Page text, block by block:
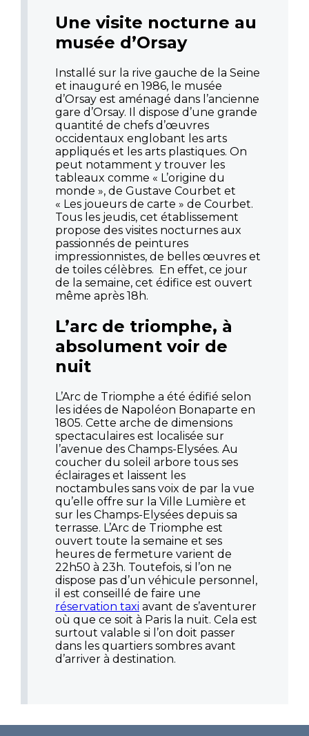
Une visite nocturne au
musée d’Orsay
Installé sur la rive gauche de la Seine
et inauguré en 1986, le musée
d’Orsay est aménagé dans l’ancienne
gare d’Orsay. Il dispose d’une grande
quantité de chefs d’œuvres
occidentaux englobant les arts
appliqués et les arts plastiques. On
peut notamment y trouver les
tableaux comme « L’origine du
monde », de Gustave Courbet et
« Les joueurs de carte » de Courbet.
Tous les jeudis, cet établissement
propose des visites nocturnes aux
passionnés de peintures
impressionnistes, de belles œuvres et
de toiles célèbres. En effet, ce jour
de la semaine, cet édifice est ouvert
même après 18h.
L’arc de triomphe, à
absolument voir de
nuit
L’Arc de Triomphe a été édifié selon
les idées de Napoléon Bonaparte en
1805. Cette arche de dimensions
spectaculaires est localisée sur
l’avenue des Champs-Elysées. Au
coucher du soleil arbore tous ses
éclairages et laissent les
noctambules sans voix de par la vue
qu’elle offre sur la Ville Lumière et
sur les Champs-Elysées depuis sa
terrasse. L’Arc de Triomphe est
ouvert toute la semaine et ses
heures de fermeture varient de
22h50 à 23h. Toutefois, si l’on ne
dispose pas d’un véhicule personnel,
il est conseillé de faire une
réservation taxi avant de s’aventurer
où que ce soit à Paris la nuit. Cela est
surtout valable si l’on doit passer
dans les quartiers sombres avant
d’arriver à destination.